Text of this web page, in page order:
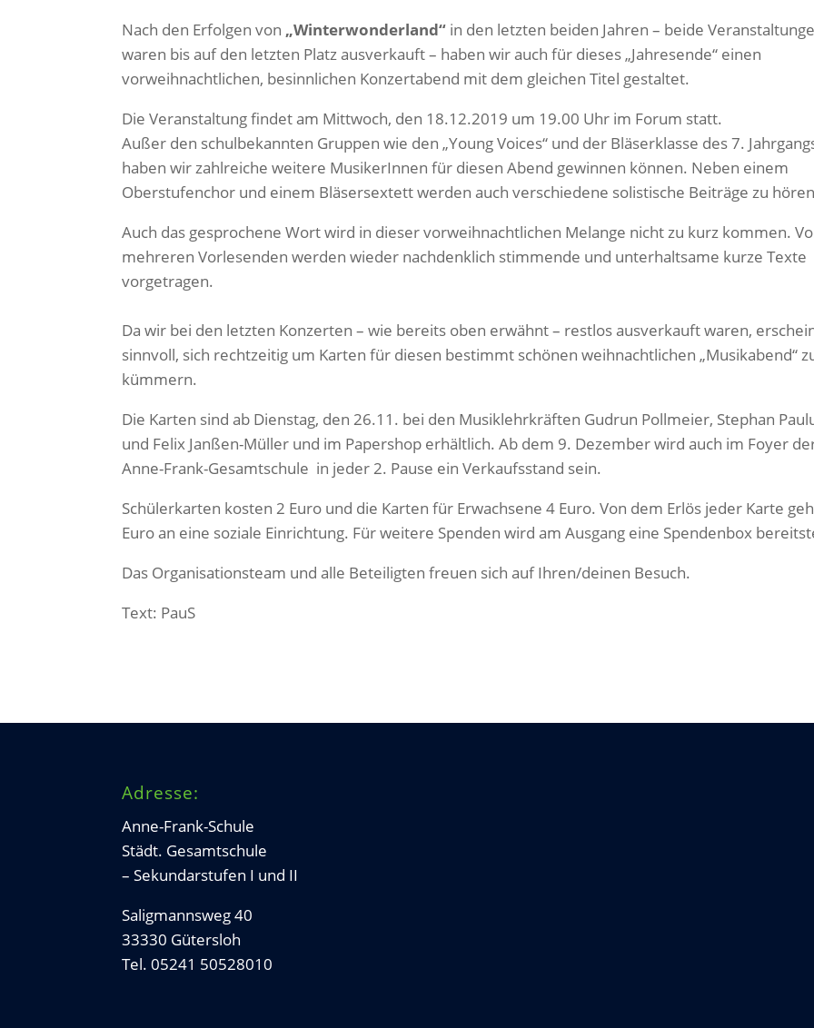
Nach den Erfolgen von „Winterwonderland“ in den letzten beiden Jahren – beide
waren bis auf den letzten Platz ausverkauft – haben wir auch für dieses „Jahresende“ einen
vorweihnachtlichen, besinnlichen Konzertabend mit dem gleichen Titel gestaltet.
Die Veranstaltung findet am Mittwoch, den 18.12.2019 um 19.00 Uhr im Forum statt.
Außer den schulbekannten Gruppen wie den „Young Voices“ und der Bläserklasse des 7.
haben wir zahlreiche weitere MusikerInnen für diesen Abend gewinnen können. Neben einem
Oberstufenchor und einem Bläsersextett werden auch verschiedene solistische Beiträge zu
Auch das gesprochene Wort wird in dieser vorweihnachtlichen Melange nicht zu kurz kommen.
mehreren Vorlesenden werden wieder nachdenklich stimmende und unterhaltsame kurze Texte
vorgetragen.
Da wir bei den letzten Konzerten – wie bereits oben erwähnt – restlos ausverkauft waren,
sinnvoll, sich rechtzeitig um Karten für diesen bestimmt schönen weihnachtlichen „Musikabend“
kümmern.
Die Karten sind ab Dienstag, den 26.11. bei den Musiklehrkräften Gudrun Pollmeier, Stephan
und Felix Janßen-Müller und im Papershop erhältlich. Ab dem 9. Dezember wird auch im Foyer
Anne-Frank-Gesamtschule in jeder 2. Pause ein Verkaufsstand sein.
Schülerkarten kosten 2 Euro und die Karten für Erwachsene 4 Euro. Von dem Erlös jeder Karte
Euro an eine soziale Einrichtung. Für weitere Spenden wird am Ausgang eine Spendenbox
Das Organisationsteam und alle Beteiligten freuen sich auf Ihren/deinen Besuch.
Text: PauS
Adresse:
Anne-Frank-Schule
Städt. Gesamtschule
– Sekundarstufen I und II
Saligmannsweg 40
33330 Gütersloh
Tel. 05241 50528010